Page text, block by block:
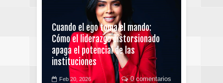
Cuando el ego toma el mando:
Cómo el liderazgo distorsionado
apaga el potencial de las
instituciones
Feb 20, 2026 0 comentarios